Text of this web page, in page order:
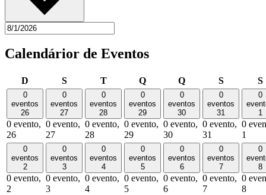
Calendárior de Eventos
D domingoSsegunda-
feira
Tterça-
feira
Qquarta-
feira
Qquinta-
feira
Ssexta-
feira
S
0
eventos
26
0 evento,
26
0
eventos
27
0 evento,
27
0
eventos
28
0 evento,
28
0
eventos
29
0 evento,
29
0
eventos
30
0 evento,
30
0
eventos
31
0 evento,
31
0
1
0
1
0
eventos
2
0 evento,
2
0
eventos
3
0 evento,
3
0
eventos
4
0 evento,
4
0
eventos
5
0 evento,
5
0
eventos
6
0 evento,
6
0
eventos
7
0 evento,
7
0
8
0
8